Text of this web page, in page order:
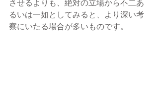
させるよりも、絶対の立場から不二あ
るいは一如としてみると、より深い考
察にいたる場合が多いものです。